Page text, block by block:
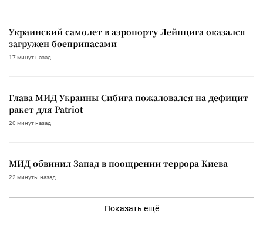
Украинский самолет в аэропорту Лейпцига оказался
загружен боеприпасами
17 минут назад
Глава МИД Украины Сибига пожаловался на дефицит
ракет для Patriot
20 минут назад
МИД обвинил Запад в поощрении террора Киева
22 минуты назад
Показать ещё